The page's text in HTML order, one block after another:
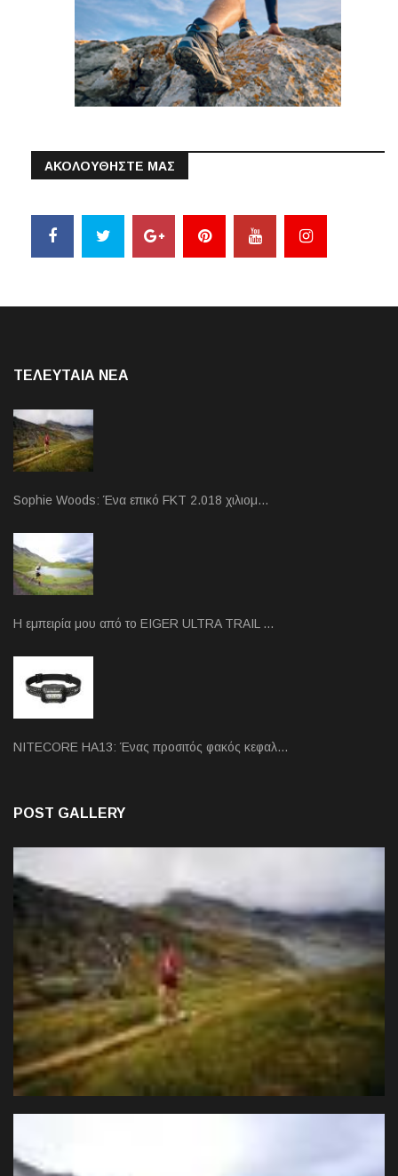
ΑΚΟΛΟΥΘΗΣΤΕ ΜΑΣ
ΤΕΛΕΥΤΑΙΑ NEA
Sophie Woods: Ένα επικό FKT 2.018 χιλιομ…
Η εμπειρία μου από το EIGER ULTRA TRAIL …
NITECORE HA13: Ένας προσιτός φακός κεφαλ…
POST GALLERY